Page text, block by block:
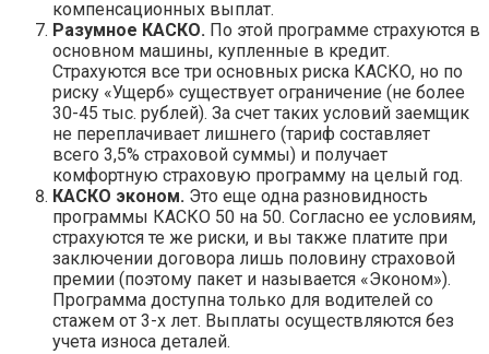
компенсационных выплат.
Разумное КАСКО. По этой программе страхуются в
основном машины, купленные в кредит.
Страхуются все три основных риска КАСКО, но по
риску «Ущерб» существует ограничение (не более
30-45 тыс. рублей). За счет таких условий заемщик
не переплачивает лишнего (тариф составляет
всего 3,5% страховой суммы) и получает
комфортную страховую программу на целый год.
КАСКО эконом. Это еще одна разновидность
программы КАСКО 50 на 50. Согласно ее условиям,
страхуются те же риски, и вы также платите при
заключении договора лишь половину страховой
премии (поэтому пакет и называется «Эконом»).
Программа доступна только для водителей со
стажем от 3-х лет. Выплаты осуществляются без
учета износа деталей.